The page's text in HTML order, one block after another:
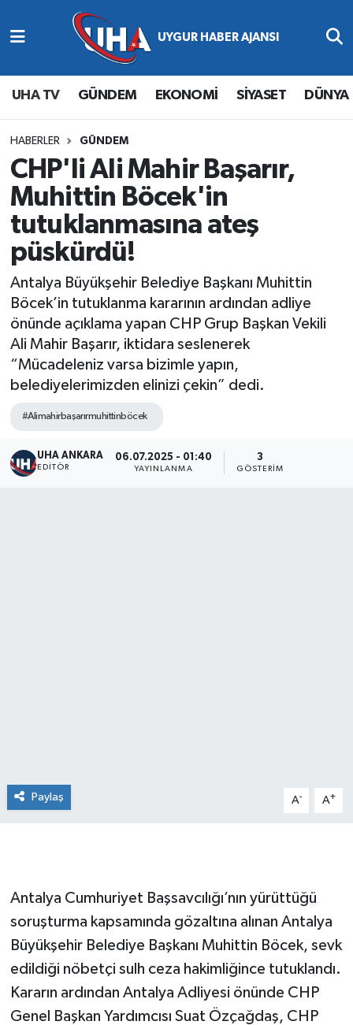
UHA TV GÜNDEM EKONOMİ SİYASET DÜNYA
HABERLER GÜNDEM
CHP'li Ali Mahir Başarır,
Muhittin Böcek'in
tutuklanmasına ateş
püskürdü!
Antalya Büyükşehir Belediye Başkanı Muhittin
Böcek’in tutuklanma kararının ardından adliye
önünde açıklama yapan CHP Grup Başkan Vekili
Ali Mahir Başarır, iktidara seslenerek
“Mücadeleniz varsa bizimle yapın,
belediyelerimizden elinizi çekin” dedi.
#Alimahirbaşarırmuhittinböcek
UHA ANKARA
EDITÖR
06.07.2025 - 01:40
YAYINLANMA
3
GÖSTERIM
Paylaş A- A+
Antalya Cumhuriyet Başsavcılığı’nın yürüttüğü
soruşturma kapsamında gözaltına alınan Antalya
Büyükşehir Belediye Başkanı Muhittin Böcek, sevk
edildiği nöbetçi sulh ceza hakimliğince tutuklandı.
Kararın ardından Antalya Adliyesi önünde CHP
Genel Başkan Yardımcısı Suat Özçağdaş, CHP
Abone Ol
Gündem
Ekonomi
Magazin
Siyaset
Spor
Yaşam
Nöbetçi Eczaneler
Hava Durumu
Namaz Vakitleri
Trafik Durumu
Süper Lig Puan Durumu ve Fikstür
Tüm Manşetler
Son Dakika Haberleri
Haber Arşivi